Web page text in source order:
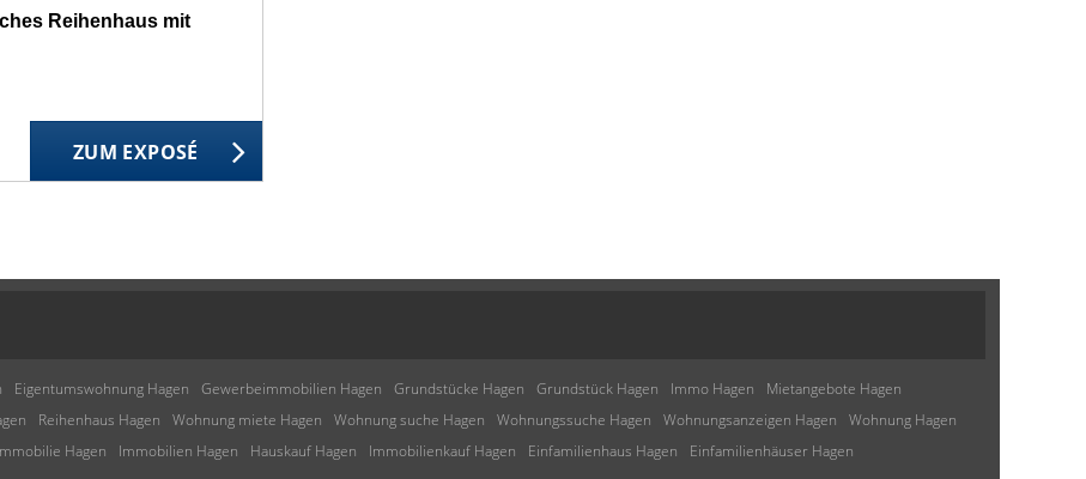
Reihenhaus mit
ZUM EXPOSÉ
Eigentumswohnung Hagen Gewerbeimmobilien Hagen Grundstücke Hagen Grundstück Hagen Immo Hagen
Mietangebote Hagen
Reihenhaus Hagen Wohnung miete Hagen Wohnung suche Hagen Wohnungssuche Hagen Wohnungsanzeigen Hagen
Wohnung Hagen
Hagen Immobilien Hagen Hauskauf Hagen Immobilienkauf Hagen Einfamilienhaus Hagen Einfamilienhäuser Hagen